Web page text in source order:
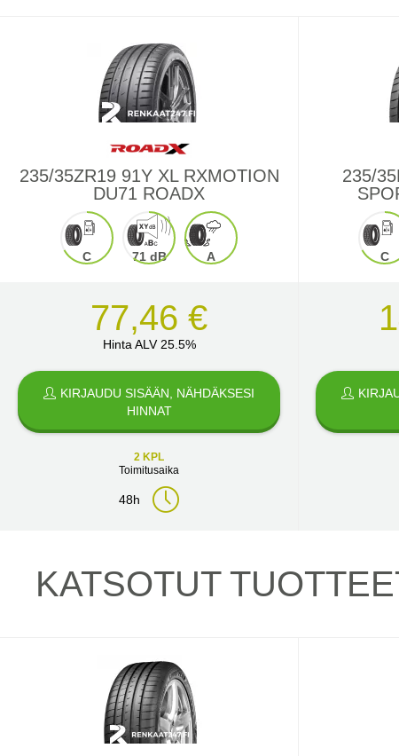
235/35ZR19 91Y XL RXMOTION
DU71 ROADX
C 71 dB A
77,46 €
Hinta ALV 25.5%
KIRJAUDU SISÄÄN, NÄHDÄKSESI
HINNAT
2 KPL
Toimitusaika
48h
235/
C
KATSOTUT